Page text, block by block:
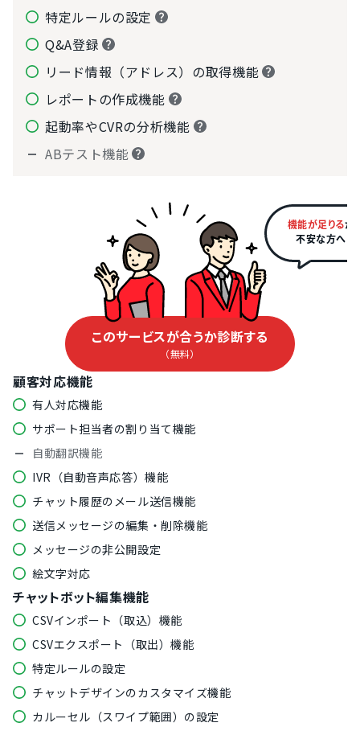
特定ルールの設定
Q&A登録
リード情報（アドレス）の取得機能
レポートの作成機能
起動率やCVRの分析機能
ABテスト機能
機能が足りるか
不安な方へ
このサービスが合うか診断する
（無料）
顧客対応機能
有人対応機能
サポート担当者の割り当て機能
自動翻訳機能
IVR（自動音声応答）機能
チャット履歴のメール送信機能
送信メッセージの編集・削除機能
メッセージの非公開設定
絵文字対応
チャットボット編集機能
CSVインポート（取込）機能
CSVエクスポート（取出）機能
特定ルールの設定
チャットデザインのカスタマイズ機能
カルーセル（スワイプ範囲）の設定